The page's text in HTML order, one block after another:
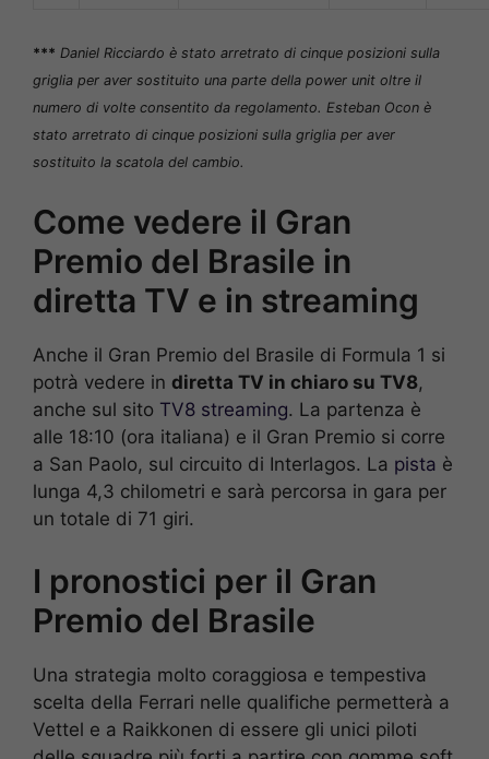
*** Daniel Ricciardo è stato arretrato di cinque posizioni sulla
griglia per aver sostituito una parte della power unit oltre il
numero di volte consentito da regolamento. Esteban Ocon è
stato arretrato di cinque posizioni sulla griglia per aver
sostituito la scatola del cambio.
Come vedere il Gran
Premio del Brasile in
diretta TV e in streaming
Anche il Gran Premio del Brasile di Formula 1 si
potrà vedere in diretta TV in chiaro su TV8,
anche sul sito TV8 streaming. La partenza è
alle 18:10 (ora italiana) e il Gran Premio si corre
a San Paolo, sul circuito di Interlagos. La pista è
lunga 4,3 chilometri e sarà percorsa in gara per
un totale di 71 giri.
I pronostici per il Gran
Premio del Brasile
Una strategia molto coraggiosa e tempestiva
scelta della Ferrari nelle qualifiche permetterà a
Vettel e a Raikkonen di essere gli unici piloti